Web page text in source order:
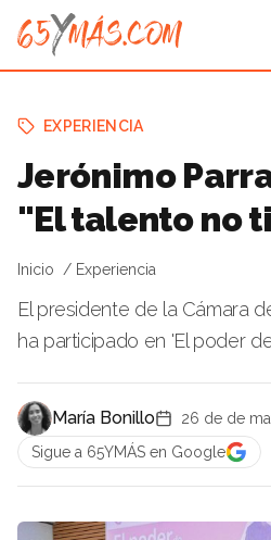
EXPERIENCIA
Jerónimo
"El talento no
Inicio Experiencia
El presidente de la Cámara
ha participado en 'El poder
María Bonillo
26 de de
Sigue a 65YMÁS en Google